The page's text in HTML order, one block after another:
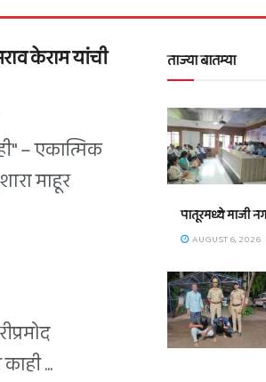
केराम यांची
– एकात्मिक
माहूर
...
ताज्या बातम्या
पातूरमध्ये माजी
AUGUST 6, 2026